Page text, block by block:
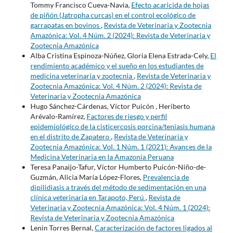
Tommy Francisco Cueva-Navia, Efecto acaricida de hojas
de piñón (Jatropha curcas) en el control ecológico de
garrapatas en bovinos, Revista de Veterinaria y Zootecnia
Amazónica: Vol. 4 Núm. 2 (2024): Revista de Veterinaria y
Zootecnia Amazónica
Alba Cristina Espinoza-Núñez, Gloria Elena Estrada-Cely, El
rendimiento académico y el sueño en los estudiantes de
medicina veterinaria y zootecnia, Revista de Veterinaria y
Zootecnia Amazónica: Vol. 4 Núm. 2 (2024): Revista de
Veterinaria y Zootecnia Amazónica
Hugo Sánchez-Cárdenas, Víctor Puicón , Heriberto
Arévalo-Ramírez, Factores de riesgo y perfil
epidemiológico de la cisticercosis porcina/teniasis humana
en el distrito de Zapatero, Revista de Veterinaria y
Zootecnia Amazónica: Vol. 1 Núm. 1 (2021): Avances de la
Medicina Veterinaria en la Amazonía Peruana
Teresa Panaijo-Tafur, Víctor Humberto Puicón-Niño-de-
Guzmán, Alicia María López-Flores, Prevalencia de
dipilidiasis a través del método de sedimentación en una
clínica veterinaria en Tarapoto, Perú , Revista de
Veterinaria y Zootecnia Amazónica: Vol. 4 Núm. 1 (2024):
Revista de Veterinaria y Zootecnia Amazónica
Lenin Torres Bernal,Caracterización de factores ligados al